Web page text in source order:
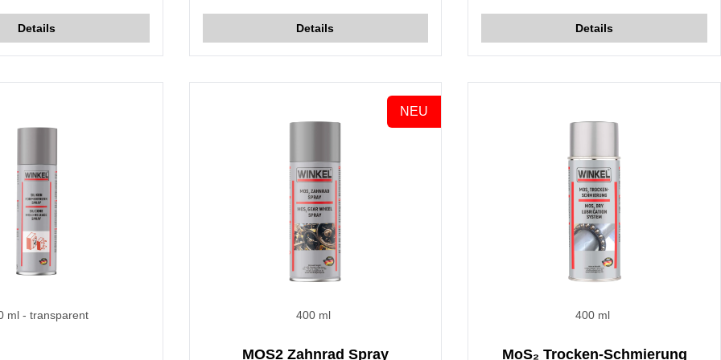
Details
Salzwasser, Dampf, Gas, Säure, Lösungen
und Benzin.
Details
Temperaturen und Druck arbeiten.
Beständig gegen Wasser, Benzin, Öl, Fette
Details
ml - transparent
NEU
400 ml
MOS2 Zahnrad Spray
400 ml
MoS₂ Trocken-Schmierung